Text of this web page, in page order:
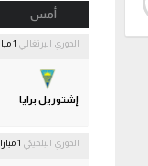
أمس
الدوري البرتغالي
إشتوريل برايا
الدوري البلجيكي